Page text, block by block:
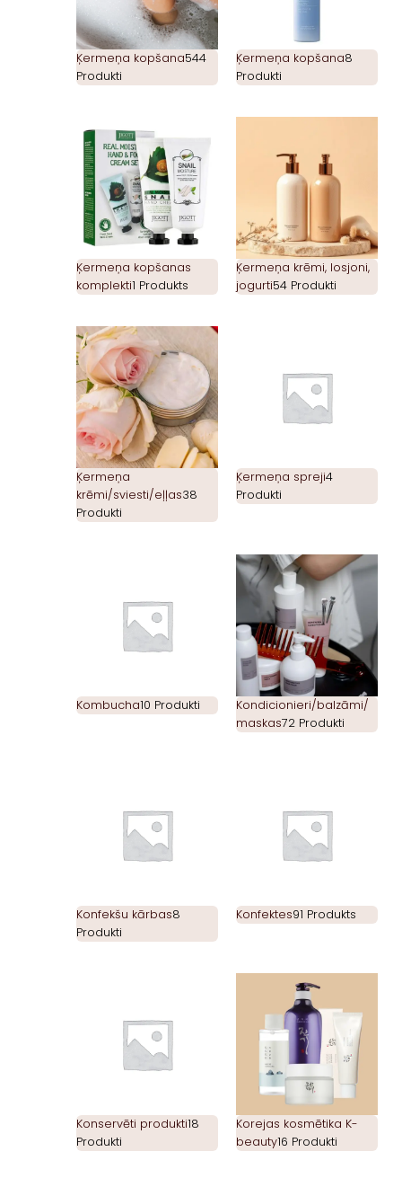
Ķermeņa kopšana544
Produkti
Ķermeņa kopšana8
Produkti
Ķermeņa kopšanas
komplekti1 Produkts
Ķermeņa krēmi, losjoni,
jogurti54 Produkti
Ķermeņa
krēmi/sviesti/eļļas38
Produkti
Ķermeņa spreji4
Produkti
Kombucha10 Produkti
Kondicionieri/balzāmi/
maskas72 Produkti
Konfekšu kārbas8
Produkti
Konfektes91 Produkts
Konservēti produkti18
Produkti
Korejas kosmētika K-
beauty16 Produkti